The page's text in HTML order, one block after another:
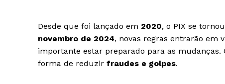
Desde que foi lançado em 2020, o PIX se
novembro de 2024, novas regras entrarão em
importante estar preparado para as mudanças.
forma de reduzir fraudes e golpes.